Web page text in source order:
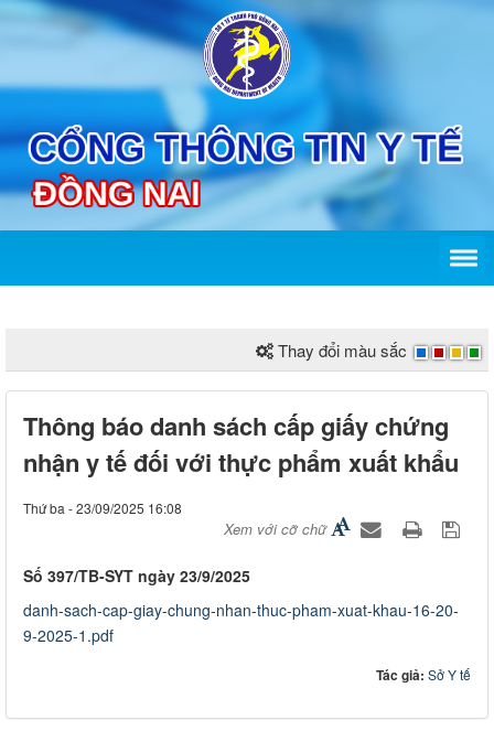
Thay đổi màu sắc
Thông báo danh sách cấp giấy chứng
nhận y tế đối với thực phẩm xuất khẩu
Thứ ba - 23/09/2025 16:08
Xem với cỡ chữ
Số 397/TB-SYT ngày 23/9/2025
danh-sach-cap-giay-chung-nhan-thuc-pham-xuat-khau-16-20-
9-2025-1.pdf
Tác giả: Sở Y tế